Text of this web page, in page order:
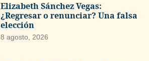
Elizabeth Sánchez Vegas:
¿Regresar o renunciar? Una falsa
elección
8 agosto, 2026